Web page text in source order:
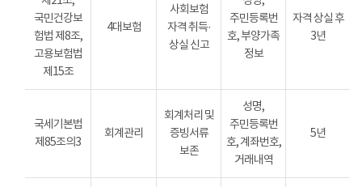
국민건강보
험법 제8조,
고용보험법
제15조
4대보험
사회보험
자격 취득·
상실 신고
주민등록번
호, 부양가족
정보
자격 상실 후
3년
국세기본법
제85조의3
회계관리
회계처리 및
증빙서류
보존
성명,
주민등록번
호, 계좌번호,
거래내역
5년